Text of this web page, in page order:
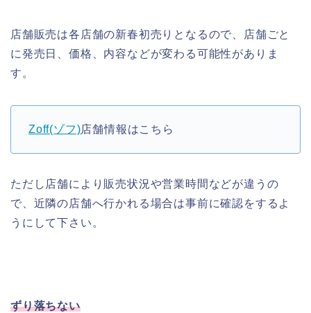
店舗販売は各店舗の新春初売りとなるので、店舗ごと
に発売日、価格、内容などが変わる可能性がありま
す。
Zoff(ゾフ)店舗情報はこちら
ただし店舗により販売状況や営業時間などが違うの
で、近隣の店舗へ行かれる場合は事前に確認をするよ
うにして下さい。
ずり落ちない